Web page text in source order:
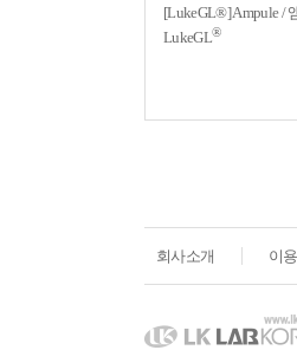
[LukeGL®] Ampule /
LukeGL®
회사소개 이